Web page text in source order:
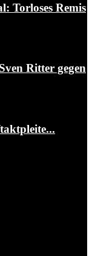
Torloses Remis
Ritter gegen